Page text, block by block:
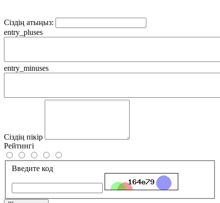
Сіздің атыңыз:
entry_pluses
entry_minuses
Сіздің пікір
Рейтингі
Введите код